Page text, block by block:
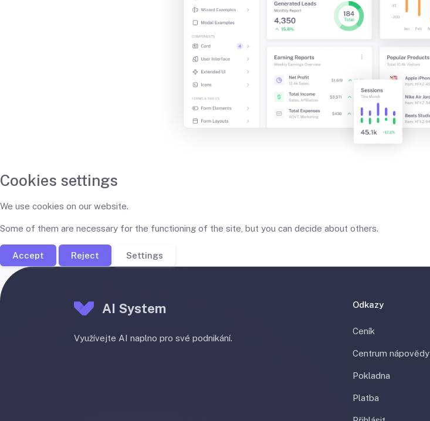
Cookies settings
We use cookies on our website.
Some of them are necessary for the functioning of the site, but you can decide about others.
Accept Reject Settings
AI System
Využívejte AI naplno pro své podnikání.
Odkazy
Ceník
Centrum nápovědy
Pokladna
Platba